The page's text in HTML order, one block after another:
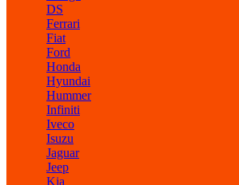
DS
Ferrari
Fiat
Ford
Honda
Hyundai
Hummer
Infiniti
Iveco
Isuzu
Jaguar
Jeep
Kia